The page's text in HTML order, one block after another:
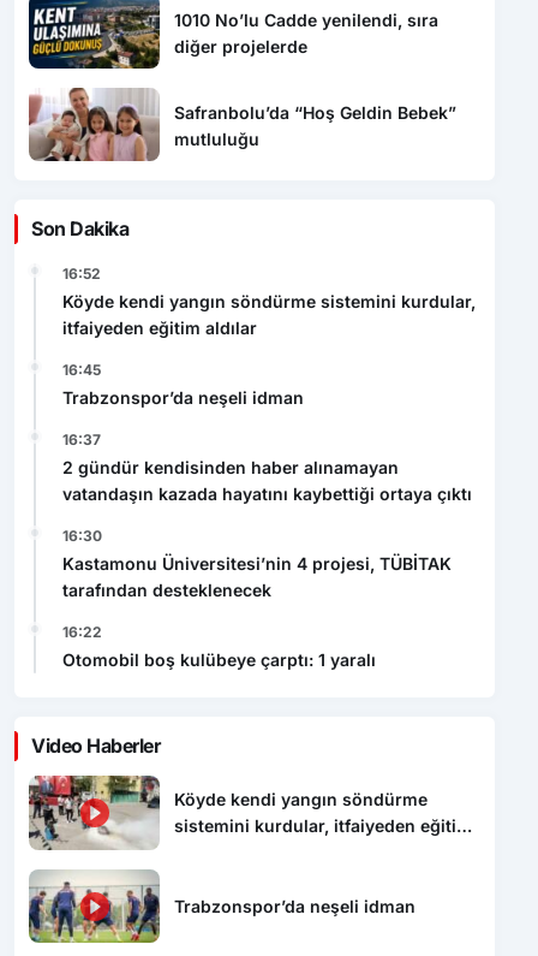
1010 No’lu Cadde yenilendi, sıra
diğer projelerde
Safranbolu’da “Hoş Geldin Bebek”
mutluluğu
Son Dakika
16:52
Köyde kendi yangın söndürme sistemini kurdular,
itfaiyeden eğitim aldılar
16:45
Trabzonspor’da neşeli idman
16:37
2 gündür kendisinden haber alınamayan
vatandaşın kazada hayatını kaybettiği ortaya çıktı
16:30
Kastamonu Üniversitesi’nin 4 projesi, TÜBİTAK
tarafından desteklenecek
16:22
Otomobil boş kulübeye çarptı: 1 yaralı
Video Haberler
Köyde kendi yangın söndürme
sistemini kurdular, itfaiyeden eğitim
Trabzonspor’da neşeli idman